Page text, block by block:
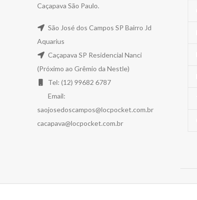
Caçapava São Paulo.
São José dos Campos SP Bairro Jd
Aquarius
Caçapava SP Residencial Nanci
(Próximo ao Grêmio da Nestle)
Tel: (12) 99682 6787
Email:
saojosedoscampos@locpocket.com.br
cacapava@locpocket.com.br